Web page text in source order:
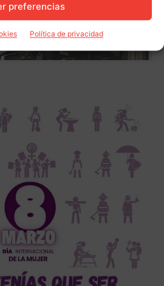
preferencias
Política de privacidad